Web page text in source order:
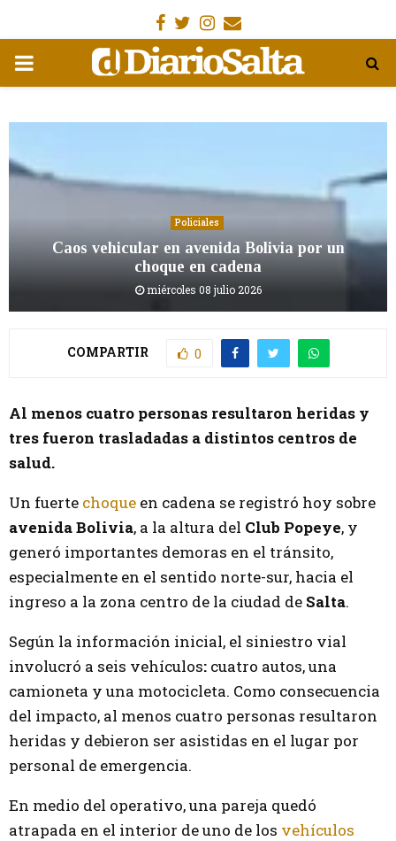
Facebook
Gorjeo
Instagram
Email
MENÚ
Policiales
Caos vehicular en avenida Bolivia por un
choque en cadena
miércoles 08 julio 2026
COMPARTIR 0
Al menos cuatro personas resultaron heridas y
tres fueron trasladadas a distintos centros de
salud.
Un fuerte choque en cadena se registró hoy sobre
avenida Bolivia, a la altura del Club Popeye, y
generó importantes demoras en el tránsito,
especialmente en el sentido norte-sur, hacia el
ingreso a la zona centro de la ciudad de Salta.
Según la información inicial, el siniestro vial
involucró a seis vehículos: cuatro autos, una
camioneta y una motocicleta. Como consecuencia
del impacto, al menos cuatro personas resultaron
heridas y debieron ser asistidas en el lugar por
personal de emergencia.
En medio del operativo,una pareja quedó
atrapada en el interior de uno de los vehículos